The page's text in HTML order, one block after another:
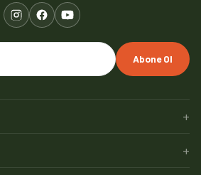
Abone Ol
+
+